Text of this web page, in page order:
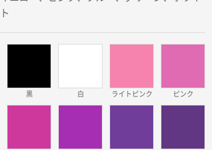
ト
黒 白 ライトピンク ピンク